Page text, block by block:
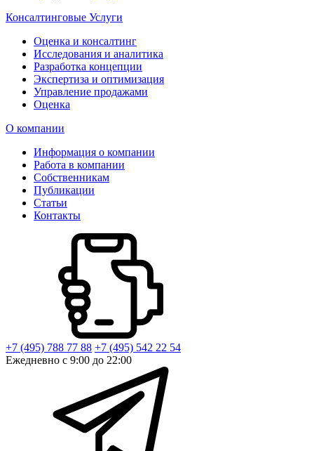
Консалтинговые Услуги
Оценка и консалтинг
Исследования и аналитика
Разработка концепции
Экспертиза и оптимизация
Управление продажами
Оценка
О компании
Информация о компании
Работа в компании
Собственникам
Публикации
Статьи
Контакты
+7 (495) 788 77 88 +7 (495) 542 22 54
Ежедневно с 9:00 до 22:00